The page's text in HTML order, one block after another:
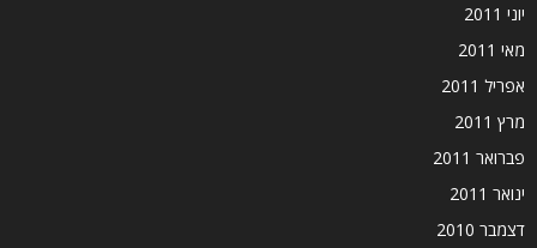
יוני 2011
מאי 2011
אפריל 2011
מרץ 2011
פברואר 2011
ינואר 2011
דצמבר 2010